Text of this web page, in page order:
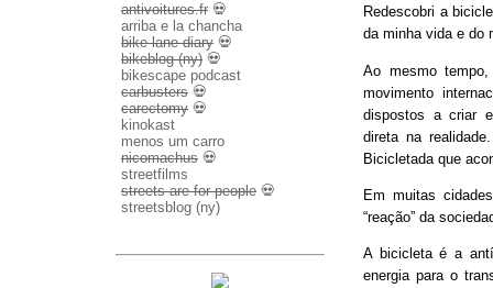
Redescobri a
da minha vida e do
Ao mesmo
movimento
dispostos a criar
direta na
Bicicletada que
Em muitas
“reação” da
A bicicleta é a
energia para o
antivoitures.fr 💀
arriba e la chancha
bike lane diary 💀
bikeblog (ny) 💀
bikescape podcast
carbusters 💀
carectomy 💀
kinokast
menos um carro
nicomachus 💀
streetfilms
streets are for people 💀
streetsblog (ny)